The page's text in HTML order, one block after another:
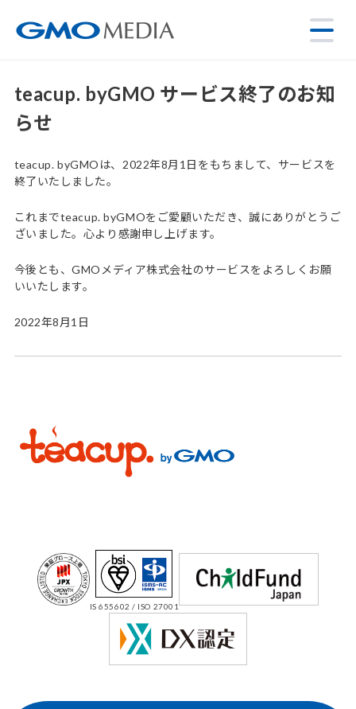
teacup. byGMO サービス終了のお知
らせ
teacup. byGMOは、2022年8月1日をもちまして、サービスを
終了いたしました。
これまでteacup. byGMOをご愛顧いただき、誠にありがとうご
ざいました。心より感謝申し上げます。
今後とも、GMOメディア株式会社のサービスをよろしくお願
いいたします。
2022年8月1日
IS 655602 / ISO 27001